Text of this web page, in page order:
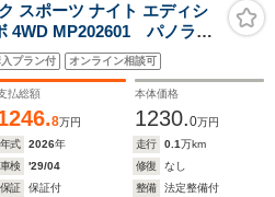
スポーツ ナイト エディシ
4WD MP202601 パノラミ
ヘッドアップディスプレ
シート&ベンチレータ
ップホルダー 360°カメ
レスチャージ
入プラン付 オンライン相談可
払総額
8万円
本体価格
1230.0万円
年式
2026年 走行 0.1万km
車検
'29/04 修復
なし
保証
保証付 整備
法定整備付